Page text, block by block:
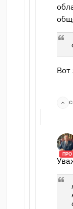
Вот
ПРО